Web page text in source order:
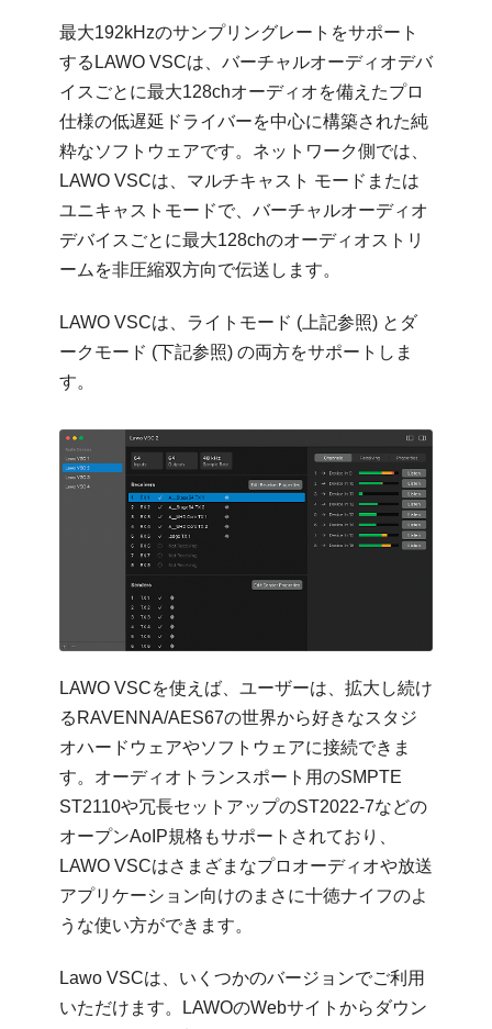
最大192kHzのサンプリングレートをサポート
するLAWO VSCは、バーチャルオーディオデバ
イスごとに最大128chオーディオを備えたプロ
仕様の低遅延ドライバーを中心に構築された純
粋なソフトウェアです。ネットワーク側では、
LAWO VSCは、マルチキャスト モードまたは
ユニキャストモードで、バーチャルオーディオ
デバイスごとに最大128chのオーディオストリ
ームを非圧縮双方向で伝送します。
LAWO VSCは、ライトモード (上記参照) とダ
ークモード (下記参照) の両方をサポートしま
す。
LAWO VSCを使えば、ユーザーは、拡大し続け
るRAVENNA/AES67の世界から好きなスタジ
オハードウェアやソフトウェアに接続できま
す。オーディオトランスポート用のSMPTE
ST2110や冗長セットアップのST2022-7などの
オープンAoIP規格もサポートされており、
LAWO VSCはさまざまなプロオーディオや放送
アプリケーション向けのまさに十徳ナイフのよ
うな使い方ができます。
Lawo VSCは、いくつかのバージョンでご利用
いただけます。LAWOのWebサイトからダウン